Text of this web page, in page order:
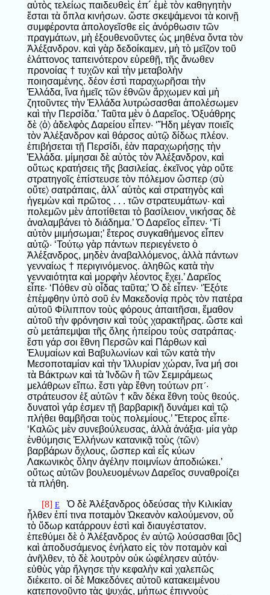
αὐτὸς τελείως παιδευθεὶς ἐπ´ ἐμὲ τὸν καθηγητὴν
ἔσται τὰ ὅπλα κινήσων. ὥστε σκεψάμενοι τὰ κοινῇ
συμφέροντα ἀπολογεῖσθε εἰς ἀνόρθωσιν τῶν
πραγμάτων, μὴ ἐξουθενοῦντες ὡς μηθένα ὄντα τὸν
Ἀλέξανδρον. καὶ γὰρ δεδοίκαμεν, μὴ τὸ μεῖζον τοῦ
ἐλάττονος ταπεινότερον εὑρεθῇ, τῆς ἄνωθεν
προνοίας † τυχῶν καὶ τὴν μεταβολὴν
ποιησαμένης. δέον ἐστὶ παραχωρῆσαι τὴν
Ἑλλάδα, ἵνα ἡμεῖς τῶν ἐθνῶν ἄρχωμεν καὶ μὴ
ζητοῦντες τὴν Ἑλλάδα λυτρώσασθαι ἀπολέσωμεν
καὶ τὴν Περσίδα.’ Ταῦτα μὲν ὁ Δαρεῖος. Ὀξυάθρης
δὲ 〈ὁ〉 ἀδελφὸς Δαρείου εἶπεν· ‘Ἤδη μέγαν ποιεῖς
τὸν Ἀλέξανδρον καὶ θάρσος αὐτῷ δίδως πλέον.
ἐπιβήσεται τῇ Περσίδι, ἐὰν παραχωρήσῃς τὴν
Ἑλλάδα. μίμησαι δὲ αὐτὸς τὸν Ἀλέξανδρον, καὶ
οὕτως κρατήσεις τῆς βασιλείας. ἐκεῖνος γὰρ οὔτε
στρατηγοῖς ἐπίστευσε τὸν πόλεμον ὥσπερ 〈σὺ
οὔτε〉 σατράπαις, ἀλλ´ αὐτὸς καὶ στρατηγὸς καὶ
ἡγεμὼν καὶ πρῶτος . . . τῶν στρατευμάτων· καὶ
πολεμῶν μὲν ἀποτίθεται τὸ βασίλειον, νικήσας δὲ
ἀναλαμβάνει τὸ διάδημα.’ Ὁ Δαρεῖος εἶπεν· ‘Τί
αὐτὸν μιμήσωμαι;’ ἕτερος συγκαθήμενος εἶπεν
αὐτῷ· ‘Τούτῳ γὰρ πάντων περιεγένετο ὁ
Ἀλέξανδρος, μηδὲν ἀναβαλλόμενος, ἀλλὰ πάντων
γενναίως † περιγινόμενος. ἀληθῶς κατὰ τὴν
γενναιότητα καὶ μορφὴν λέοντος ἔχει.’ Δαρεῖος
εἶπε· ‘Πόθεν σὺ οἶδας ταῦτα;’ Ὁ δὲ εἶπεν· ‘Ἐξότε
ἐπέμφθην ὑπὸ σοῦ ἐν Μακεδονίᾳ πρὸς τὸν πατέρα
αὐτοῦ Φίλιππον τοὺς φόρους ἀπαιτῆσαι, ἔμαθον
αὐτοῦ τὴν φρόνησιν καὶ τοὺς χαρακτῆρας. ὥστε καὶ
σὺ μετάπεμψαι τῆς ὅλης ἠπείρου τοὺς σατράπας·
ἔστι γάρ σοι ἔθνη Περσῶν καὶ Πάρθων καὶ
Ἐλυμαίων καὶ Βαβυλωνίων καὶ τῶν κατὰ τὴν
Μεσοποταμίαν καὶ τὴν Ἰλλυρίαν χώραν, ἵνα μή σοι
τὰ Βάκτρων καὶ τὰ Ἰνδῶν ἢ τῶν Σεμιράμεως
μελάθρων εἴπω. ἔστι γὰρ ἔθνη τούτων ρπʹ·
στράτευσον ἐξ αὐτῶν † κἂν δέκα ἔθνη τοὺς θεούς.
δυνατοὶ γάρ ἐσμεν τῇ βαρβαρικῇ δυνάμει καὶ τῷ
πλήθει θαμβῆσαι τοὺς πολεμίους.’ Ἕτερος εἶπε·
‘Καλῶς μὲν συνεβούλευσας, ἀλλὰ ἀνάξια· μία γὰρ
ἐνθύμησις Ἑλλήνων κατανικᾷ τοὺς 〈τῶν〉
βαρβάρων ὄχλους, ὥσπερ καὶ εἷς κύων
Λακωνικὸς ὅλην ἀγέλην ποιμνίων ἀποδιώκει.’
οὕτως αὐτῶν βουλευομένων Δαρεῖος συναθροίζει
τὰ πλήθη.
[8] E
Ὁ δὲ Ἀλέξανδρος ὁδεύσας τὴν Κιλικίαν
ἦλθεν ἐπί τινα ποταμὸν Ὠκεανὸν καλούμενον, οὗ
τὸ ὕδωρ κατάρρουν ἐστὶ καὶ διαυγέστατον.
ἐπεθύμει δὲ ὁ Ἀλέξανδρος ἐν αὐτῷ λούσασθαι [ὃς]
καὶ ἀποδυσάμενος ἐνήλατο εἰς τὸν ποταμὸν καὶ
ἀνῆλθεν, τὸ δὲ λουτρὸν οὐκ ὠφέλησεν αὐτόν·
εὐθὺς γὰρ ἤλγησε τὴν κεφαλὴν καὶ χαλεπῶς
διέκειτο. οἱ δὲ Μακεδόνες αὐτοῦ κατακειμένου
κατεπονοῦντο τὰς ψυχάς, μήπως ἐπιγνοὺς